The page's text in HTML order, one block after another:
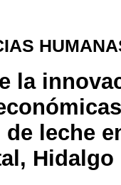
la
leche
Hidalgo